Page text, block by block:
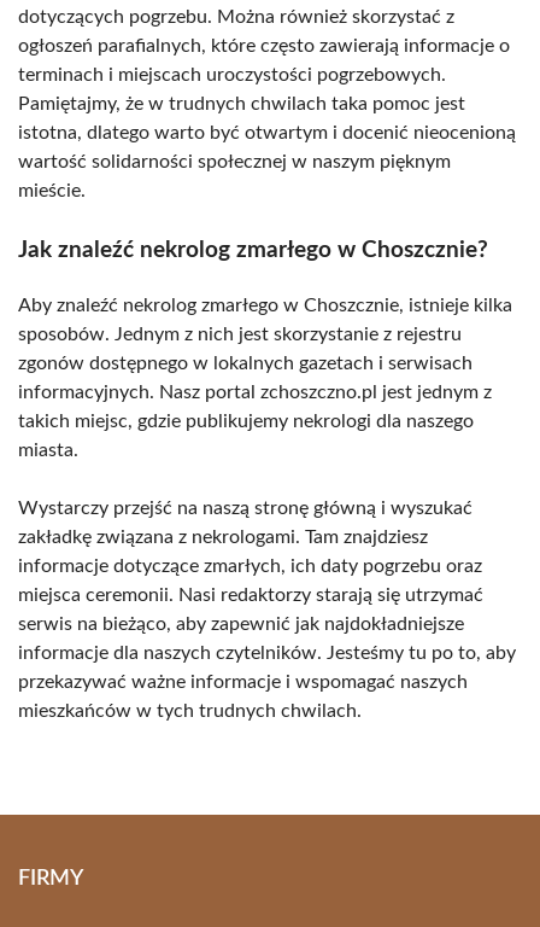
dotyczących pogrzebu. Można również skorzystać z
ogłoszeń parafialnych, które często zawierają informacje o
terminach i miejscach uroczystości pogrzebowych.
Pamiętajmy, że w trudnych chwilach taka pomoc jest
istotna, dlatego warto być otwartym i docenić nieocenioną
wartość solidarności społecznej w naszym pięknym
mieście.
Jak znaleźć nekrolog zmarłego w Choszcznie?
Aby znaleźć nekrolog zmarłego w Choszcznie, istnieje kilka
sposobów. Jednym z nich jest skorzystanie z rejestru
zgonów dostępnego w lokalnych gazetach i serwisach
informacyjnych. Nasz portal zchoszczno.pl jest jednym z
takich miejsc, gdzie publikujemy nekrologi dla naszego
miasta.
Wystarczy przejść na naszą stronę główną i wyszukać
zakładkę związana z nekrologami. Tam znajdziesz
informacje dotyczące zmarłych, ich daty pogrzebu oraz
miejsca ceremonii. Nasi redaktorzy starają się utrzymać
serwis na bieżąco, aby zapewnić jak najdokładniejsze
informacje dla naszych czytelników. Jesteśmy tu po to, aby
przekazywać ważne informacje i wspomagać naszych
mieszkańców w tych trudnych chwilach.
FIRMY